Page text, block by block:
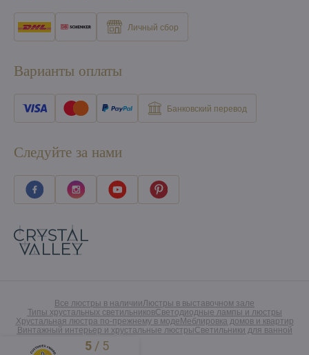
Личный сбор
Варианты оплаты
Банковский перевод
Следуйте за нами
Все люстры в наличииЛюстры в выставочном зале
Типы хрустальных светильниковСветодиодные лампы и люстры
Хрустальная люстра по-прежнему в моде Меблировка домов и квартир
Винтажный интерьер и хрустальные люстрыСветильники для ванной
Excellent
5 / 5